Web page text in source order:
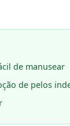
de manusear
de pelos